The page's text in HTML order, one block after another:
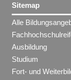
Sitemap
Alle
Ausbildung
Studium
Fort- und